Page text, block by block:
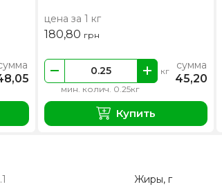
цена за 1 кг
180,80 грн
мин. колич. 0.25кг
кг сумма
45,20
Купить
Жиры, г